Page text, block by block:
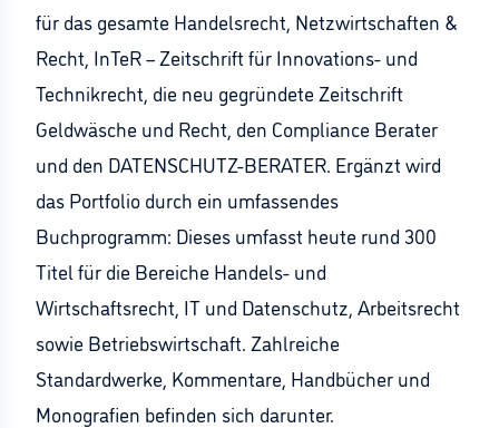
für das gesamte Handelsrecht, Netzwirtschaften &
Recht, InTeR – Zeitschrift für Innovations- und
Technikrecht, die neu gegründete Zeitschrift
Geldwäsche und Recht, den Compliance Berater
und den DATENSCHUTZ-BERATER. Ergänzt wird
das Portfolio durch ein umfassendes
Buchprogramm: Dieses umfasst heute rund 300
Titel für die Bereiche Handels- und
Wirtschaftsrecht, IT und Datenschutz, Arbeitsrecht
sowie Betriebswirtschaft. Zahlreiche
Standardwerke, Kommentare, Handbücher und
Monografien befinden sich darunter.